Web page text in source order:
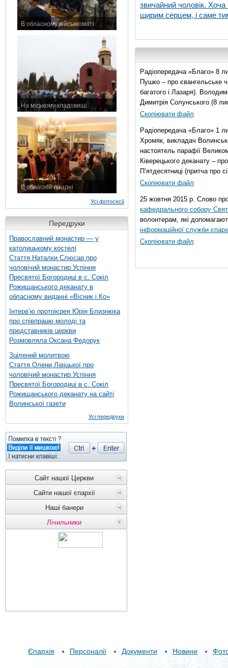
В обласному військкоматі
На міському кладовищі
В обласній лікарні
Усі фотосесії
Передруки
Православний монастир — у
католицькому костелі
Стаття Наталки Слюсар про
чоловічий монастир Успіння
Пресвятої Богородиці в с. Сокіл
Рожищанського деканату в
обласному виданні «Вісник і Ко»
Інтерв’ю протоієрея Юрія Близнюка
про співпрацю молоді та
представників церкви
Розмовляла Оксана Федорук
Зцілений молитвою
Стаття Олени Лівіцької про
чоловічий монастир Успіння
Пресвятої Богородиці в с. Сокіл
Рожищанського деканату на сайті
Волинської газети
Усі передруки
Сайт нашої Церкви
Сайти нашої єпархії
Наші банери
Лічильники
звичайний чоловік. Хоча
щирим серцем, і саме
Радіопередача «Благо» 8
Пушко – про євангельське
багатого і Лазаря).
Димитрія Солунського (8
Скопіювати файл
Радіопередача «Благо» 1
Хромяк, викладач
настоятель парафії
Ківерецького деканату –
П’ятдесятниці (притча про
Скопіювати файл
25 жовтня 2015 р. Слово
кафедрального собору
волонтерам, які
інформаційної служби
Скопіювати файл
Єпархія Персоналії Документи Новини